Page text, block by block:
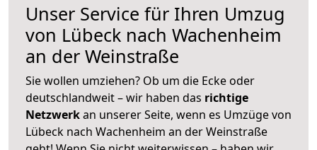
Unser Service für Ihren Umzug
von Lübeck nach Wachenheim
an der Weinstraße
Sie wollen umziehen? Ob um die Ecke oder
deutschlandweit – wir haben das richtige
Netzwerkan unserer Seite, wenn es Umzüge von
Lübeck nach Wachenheim an der Weinstraße